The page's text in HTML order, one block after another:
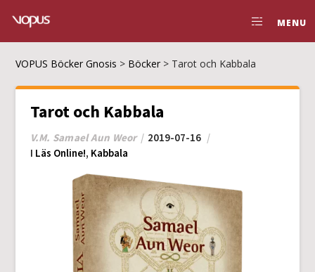
MENU
VOPUS Böcker Gnosis > Böcker > Tarot och Kabbala
Tarot och Kabbala
V.M. Samael Aun Weor
2019-07-16
I Läs Online!, Kabbala